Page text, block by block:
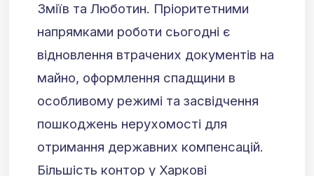
Зміїв та Люботин. Пріоритетними
напрямками роботи сьогодні є
відновлення втрачених документів на
майно, оформлення спадщини в
особливому режимі та засвідчення
пошкоджень нерухомості для
отримання державних компенсацій.
Більшість контор у Харкові